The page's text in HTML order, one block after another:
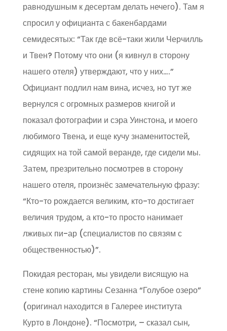
равнодушным к десертам делать нечего). Там я
спросил у официанта с бакенбардами
семидесятых: “Так где всё-таки жили Черчилль
и Твен? Потому что они (я кивнул в сторону
нашего отеля) утверждают, что у них….”
Официант подлил нам вина, исчез, но тут же
вернулся с огромных размеров книгой и
показал фотографии и сэра Уинстона, и моего
любимого Твена, и еще кучу знаменитостей,
сидящих на той самой веранде, где сидели мы.
Затем, презрительно посмотрев в сторону
нашего отеля, произнёс замечательную фразу:
“Кто-то рождается великим, кто-то достигает
величия трудом, а кто-то просто нанимает
лживых пи-ар (специалистов по связям с
общественностью)”.
Покидая ресторан, мы увидели висящую на
стене копию картины Сезанна “Голубое озеро”
(оригинал находится в Галерее института
Курто в Лондоне). “Посмотри, – сказал сын,